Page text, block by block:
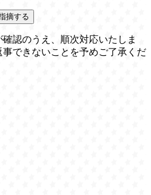
摘する
認のうえ、順次対応いたしま
できないことを予めご了承くだ